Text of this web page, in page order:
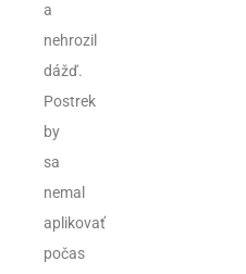
a
nehrozil
dážď.
Postrek
by
sa
nemal
aplikovať
počas